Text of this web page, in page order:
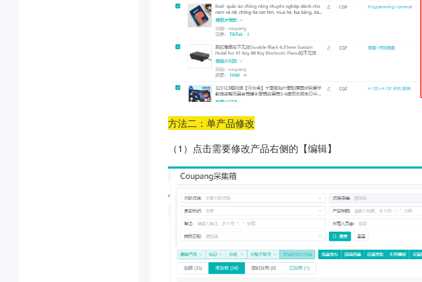
方法二：单产品修改
（1）点击需要修改产品右侧的【编辑】